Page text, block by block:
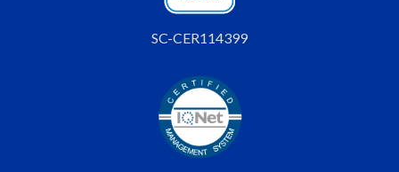
SC-CER114399